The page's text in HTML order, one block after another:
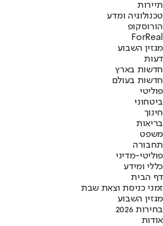
תיירות
טכנולוגיה ומדע
הורוסקופ
ForReal
מגזין השבוע
דעות
חדשות בארץ
חדשות בעולם
פוליטי
ביטחוני
חינוך
בריאות
משפט
תחבורה
פוליטי-מדיני
כללי ומידע
דף הבית
זמני כניסת וצאת שבת
מגזין השבוע
בחירות 2026
אודות